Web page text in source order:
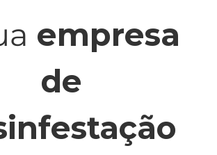
empresa
de